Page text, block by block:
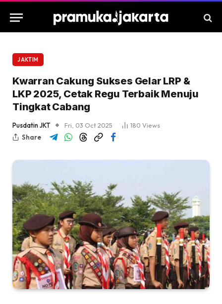
JAKTIM
Kwarran Cakung Sukses Gelar LRP &
LKP 2025, Cetak Regu Terbaik Menuju
Tingkat Cabang
Pusdatin JKT Fri, 03 Oct 2025 180 Views
Share